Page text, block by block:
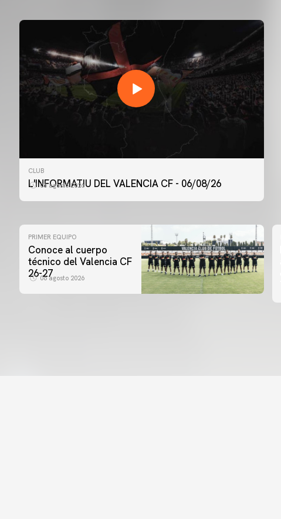
CLUB
L'INFORMATIU DEL VALENCIA CF - 06/08/26
06 agosto 2026
PRIMER EQUIPO
Conoce al cuerpo
técnico del Valencia CF
26-27
06 agosto 2026